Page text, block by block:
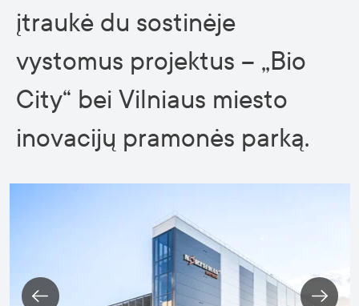
įtraukė du sostinėje
vystomus projektus – „Bio
City“ bei Vilniaus miesto
inovacijų pramonės parką.